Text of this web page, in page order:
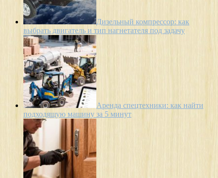
Дизельный компрессор: как
выбрать двигатель и тип нагнетателя под задачу
Аренда спецтехники: как найти
подходящую машину за 5 минут